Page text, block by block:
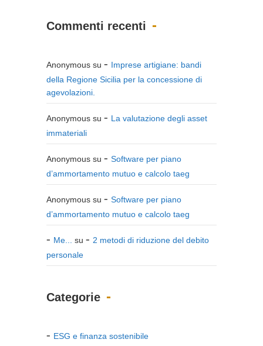
Commenti recenti
Anonymous su
Imprese artigiane: bandi
della Regione Sicilia per la concessione di
agevolazioni.
Anonymous su
La valutazione degli asset
immateriali
Anonymous su
Software per piano
d’ammortamento mutuo e calcolo taeg
Anonymous su
Software per piano
d’ammortamento mutuo e calcolo taeg
Me... su
2 metodi di riduzione del debito
personale
Categorie
ESG e finanza sostenibile